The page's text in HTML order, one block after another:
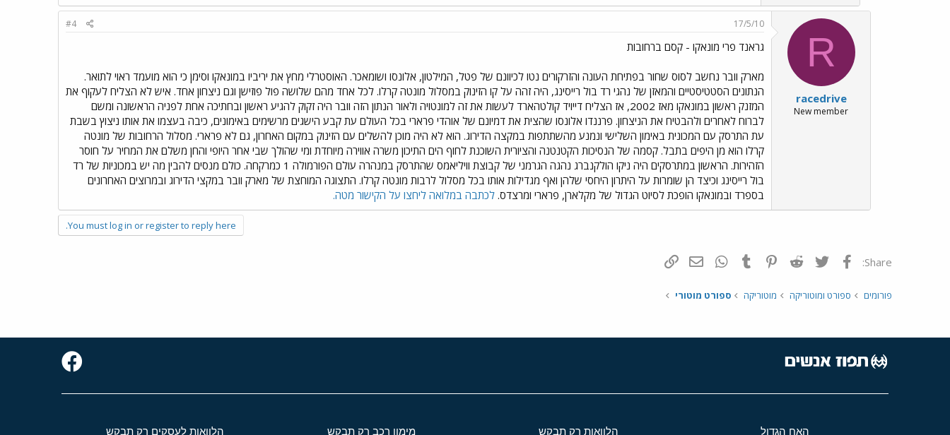
R
racedrive
New member
17/5/10
#4
גראנד פרי מונאקו - קסם ברחובות
מארק וובר נחשב לסוס שחור בפתיחת העונה והזרקורים נטו לכיוונם של פטל, המילטון, אלונסו ושומאכר. האוסטרלי מחץ את יריביו במונאקו וסימן כי הוא מועמד ראוי לתואר.
הנתונים הסטטיסטיים והמאזן של נהגי רד בול רייסינג, היה זהה על קו הזינוק במסלול מונטה קרלו. לכל אחד מהם שלושה פול פוזישן וגם ניצחון אחד. איש לא הצליח לעקוף את
המזנק ראשון במונאקו מאז 2002, אז הצליח דייויד קולטהארד לעשות את זה למונטויה ולאור הנתון הזה וובר היה זקוק להגיע ראשון ובחתיכה אחת לפניה הראשונה ומשם
לברוח לאחרים ולהבטיח את הניצחון. פרננדו אלונסו שהצית את דמיונם של אוהדי פרארי בכל העולם עת קבע הישגים מרשימים באימונים, כיבה בעצמו את אותו ניצוץ בשבת
עת התרסק עם המכונית באימון השלישי ונמנע מהשתתפות במקצה הדירוג. הוא לא היה מוכן להשלים עם הזינוק במקום האחרון, גם לא פרארי. מסלול הרחובות של מונטה
קרלו הוא מן היפים בתבל. קסמה של הנסיכות הקטנטנה והציורית השוכנת לחוף הים התיכון משרה אווירה מיוחדת ומי שהולך שבי אחר היופי והחן משלם את המחיר על חוסר
הזהירות. הראשון במתרסקים היה ניקו הולקנברג נהגה הגרמני של קבוצת וויליאמס שהתרסק במנהרה עולם הפורמולה 1 כמרקחה. כולם מנסים להבין מה יש במכוניות של רד
בול רייסינג וכיצד הן שומרות על היתרון היחסי שלהן ואף מגדילות אותו בכל מסלול לרבות מונטה קרלו. התצוגה המוחצת של מארק וובר במקצי הדירוג ובמרוצים האחרונים
בספרד ובמונאקו הופכת לסיוט הגדול של מקלארן, פרארי ומרצדס. לכתבה במלואה ליחצו על הקישור מטה.
You must log in or register to reply here.
Share: פייסבוק Twitter
Reddit
Pinterest
Tumblr
WhatsAppדואר אלקטרוני
פורומים ספורט ומוטוריקה מוטוריקה ספורט מוטורי
האח הגדול הלוואות רק תבקש מימון רכב רק תבקש הלוואות לעסקים רק תבקש